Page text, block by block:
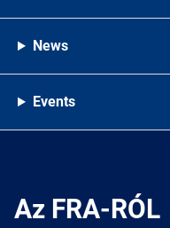
News
Events
Az FRA-RÓL